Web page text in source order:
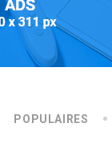
POPULAIRES